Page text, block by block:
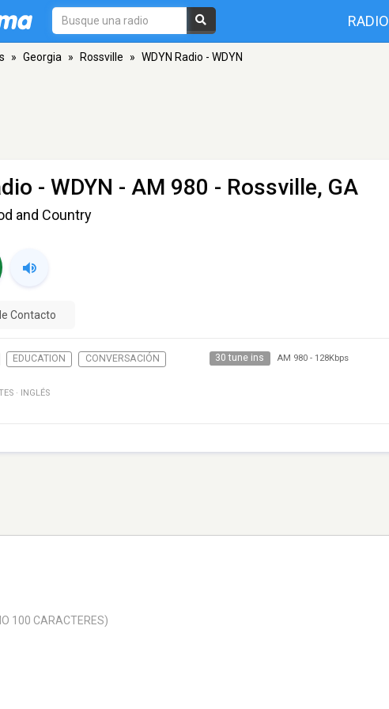
RADIO
» Georgia » Rossville » WDYN Radio - WDYN
- WDYN - AM 980 - Rossville, GA
and Country
Contacto
EDUCATION CONVERSACIÓN 30 tune ins AM 980- 128Kbps
· INGLÉS